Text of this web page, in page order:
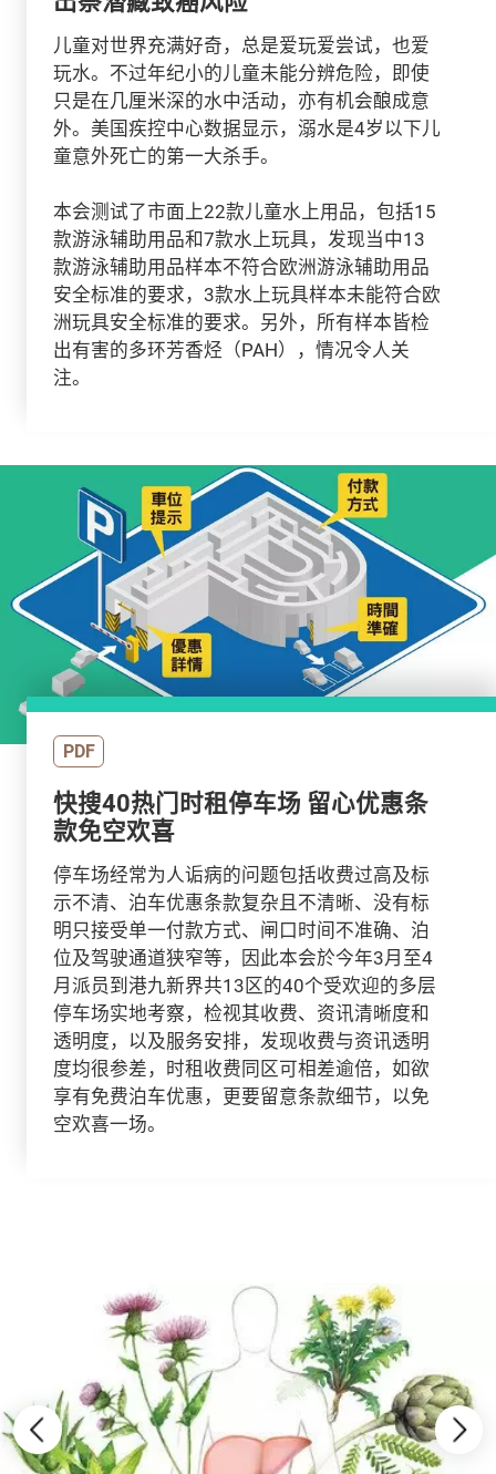
儿童对世界充满好奇，总是爱玩爱尝试，也爱
玩水。不过年纪小的儿童未能分辨危险，即使
只是在几厘米深的水中活动，亦有机会酿成意
外。美国疾控中心数据显示，溺水是4岁以下儿
童意外死亡的第一大杀手。
本会测试了市面上22款儿童水上用品，包括15
款游泳辅助用品和7款水上玩具，发现当中13
款游泳辅助用品样本不符合欧洲游泳辅助用品
安全标准的要求，3款水上玩具样本未能符合欧
洲玩具安全标准的要求。另外，所有样本皆检
出有害的多环芳香烃（PAH），情况令人关
注。
PDF
快搜40热门时租停车场 留心优惠条
款免空欢喜
停车场经常为人诟病的问题包括收费过高及标
示不清、泊车优惠条款复杂且不清晰、没有标
明只接受单一付款方式、闸口时间不准确、泊
位及驾驶通道狭窄等，因此本会於今年3月至4
月派员到港九新界共13区的40个受欢迎的多层
停车场实地考察，检视其收费、资讯清晰度和
透明度，以及服务安排，发现收费与资讯透明
度均很参差，时租收费同区可相差逾倍，如欲
享有免费泊车优惠，更要留意条款细节，以免
空欢喜一场。